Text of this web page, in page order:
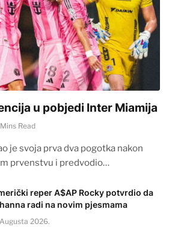
u pobjedi Inter Miamija
Read
je svoja prva dva pogotka nakon
prvenstvu i predvodio…
reper A$AP Rocky potvrdio da
radi na novim pjesmama
2026.